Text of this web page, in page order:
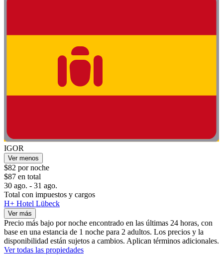
IGOR
Ver menos
$82 por noche
$87 en total
30 ago. - 31 ago.
Total con impuestos y cargos
H+ Hotel Lübeck
Ver más
Precio más bajo por noche encontrado en las últimas 24 horas, con
base en una estancia de 1 noche para 2 adultos. Los precios y la
disponibilidad están sujetos a cambios. Aplican términos adicionales.
Ver todas las propiedades